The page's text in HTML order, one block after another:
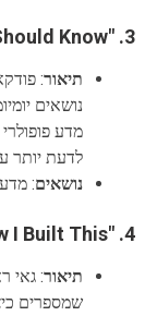
3.
"Stuff You Should Know"
תיאור:
נושאים
מדע
לדעת יותר
נושאים:
4.
"How I Built This"
תיאור: גאי
שמספרים